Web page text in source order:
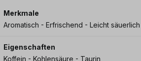
Merkmale
Aromatisch - Erfrischend - Leicht
Eigenschaften
Koffein - Kohlensäure - Taurin